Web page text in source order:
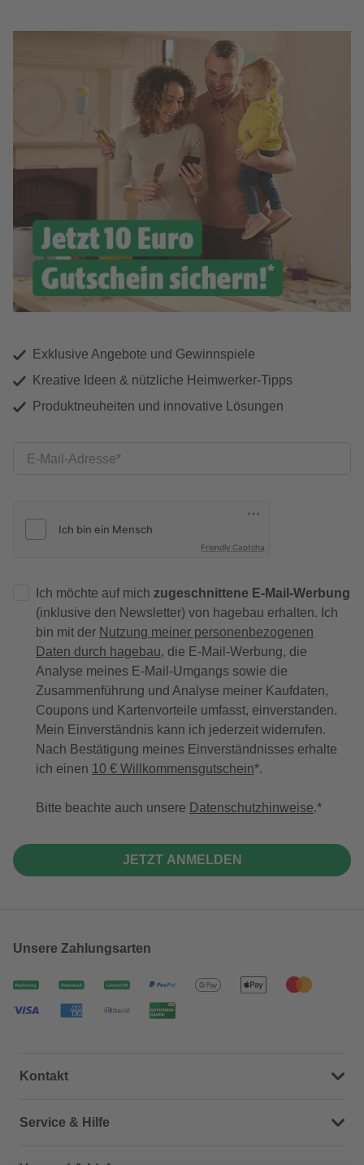
Exklusive Angebote und Gewinnspiele
Kreative Ideen & nützliche Heimwerker-Tipps
Produktneuheiten und innovative Lösungen
E-Mail-Adresse
Friendly Captcha
Ich möchte auf mich zugeschnittene E-Mail-Werbung
(inklusive den Newsletter) von hagebau erhalten. Ich
bin mit der Nutzung meiner personenbezogenen
Daten durch hagebau, die E-Mail-Werbung, die
Analyse meines E-Mail-Umgangs sowie die
Zusammenführung und Analyse meiner Kaufdaten,
Coupons und Kartenvorteile umfasst, einverstanden.
Mein Einverständnis kann ich jederzeit widerrufen.
Nach Bestätigung meines Einverständnisses erhalte
ich einen 10 € Willkommensgutschein*.
Bitte beachte auch unsere Datenschutzhinweise.
JETZT ANMELDEN
Unsere Zahlungsarten
Kontakt
Dein Kontakt zu uns
Service & Hilfe